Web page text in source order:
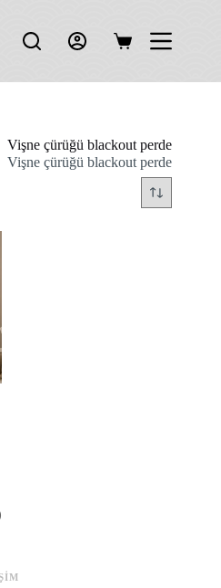
Shopping
Vişne çürüğü blackout perde
Vişne çürüğü blackout perde